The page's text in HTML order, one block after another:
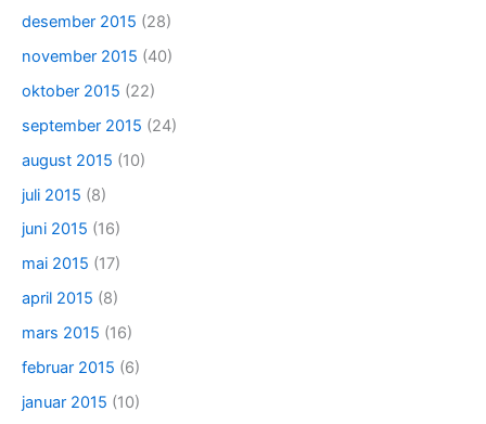
desember 2015 (28)
november 2015 (40)
oktober 2015 (22)
september 2015 (24)
august 2015 (10)
juli 2015 (8)
juni 2015 (16)
mai 2015 (17)
april 2015 (8)
mars 2015 (16)
februar 2015 (6)
januar 2015 (10)